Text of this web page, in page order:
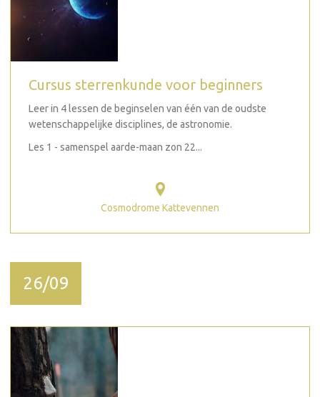
Cursus sterrenkunde voor beginners
Leer in 4 lessen de beginselen van één van de oudste
wetenschappelijke disciplines, de astronomie.
Les 1 - samenspel aarde-maan zon 22...
Cosmodrome Kattevennen
26/09